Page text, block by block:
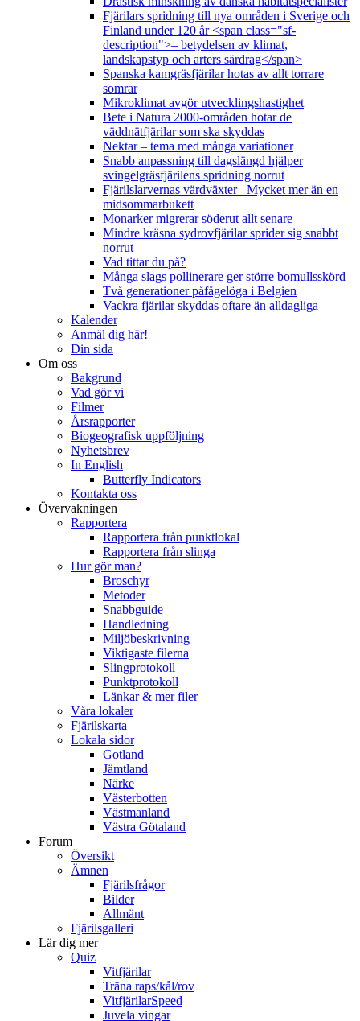
Fjärilars spridning till nya områden i Sverige och
Finland under 120 år <span class="sf-
description">– betydelsen av klimat,
landskapstyp och arters särdrag</span>
Spanska kamgräsfjärilar hotas av allt torrare
somrar
Mikroklimat avgör utvecklingshastighet
Bete i Natura 2000-områden hotar de
väddnätfjärilar som ska skyddas
Nektar – tema med många variationer
Snabb anpassning till dagslängd hjälper
svingelgräsfjärilens spridning norrut
Fjärilslarvernas värdväxter– Mycket mer än en
midsommarbukett
Monarker migrerar söderut allt senare
Mindre kräsna sydrovfjärilar sprider sig snabbt
norrut
Vad tittar du på?
Många slags pollinerare ger större bomullsskörd
Två generationer påfågelöga i Belgien
Vackra fjärilar skyddas oftare än alldagliga
Kalender
Anmäl dig här!
Din sida
Om oss
Bakgrund
Vad gör vi
Filmer
Årsrapporter
Biogeografisk uppföljning
Nyhetsbrev
In English
Butterfly Indicators
Kontakta oss
Övervakningen
Rapportera
Rapportera från punktlokal
Rapportera från slinga
Hur gör man?
Broschyr
Metoder
Snabbguide
Handledning
Miljöbeskrivning
Viktigaste filerna
Slingprotokoll
Punktprotokoll
Länkar & mer filer
Våra lokaler
Fjärilskarta
Lokala sidor
Gotland
Jämtland
Närke
Västerbotten
Västmanland
Västra Götaland
Forum
Översikt
Ämnen
Fjärilsfrågor
Bilder
Allmänt
Fjärilsgalleri
Lär dig mer
Quiz
Vitfjärilar
Träna raps/kål/rov
VitfjärilarSpeed
Juvela vingar